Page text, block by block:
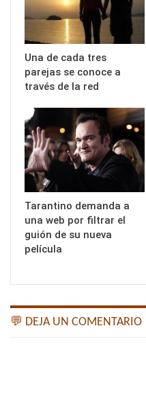
Una de cada tres
parejas se conoce a
través de la red
Tarantino demanda a
una web por filtrar el
guión de su nueva
película
💬 DEJA UN COMENTARIO